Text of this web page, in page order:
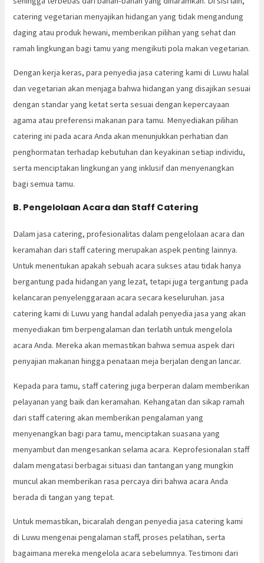
catering vegetarian menyajikan hidangan yang tidak mengandung
daging atau produk hewani, memberikan pilihan yang sehat dan
ramah lingkungan bagi tamu yang mengikuti pola makan vegetarian.
Dengan kerja keras, para penyedia jasa catering kami di Luwu halal
dan vegetarian akan menjaga bahwa hidangan yang disajikan sesuai
dengan standar yang ketat serta sesuai dengan kepercayaan
agama atau preferensi makanan para tamu. Menyediakan pilihan
catering ini pada acara Anda akan menunjukkan perhatian dan
penghormatan terhadap kebutuhan dan keyakinan setiap individu,
serta menciptakan lingkungan yang inklusif dan menyenangkan
bagi semua tamu.
B. Pengelolaan Acara dan Staff Catering
Dalam jasa catering, profesionalitas dalam pengelolaan acara dan
keramahan dari staff catering merupakan aspek penting lainnya.
Untuk menentukan apakah sebuah acara sukses atau tidak hanya
bergantung pada hidangan yang lezat, tetapi juga tergantung pada
kelancaran penyelenggaraan acara secara keseluruhan. jasa
catering kami di Luwu yang handal adalah penyedia jasa yang akan
menyediakan tim berpengalaman dan terlatih untuk mengelola
acara Anda. Mereka akan memastikan bahwa semua aspek dari
penyajian makanan hingga penataan meja berjalan dengan lancar.
Kepada para tamu, staff catering juga berperan dalam memberikan
pelayanan yang baik dan keramahan. Kehangatan dan sikap ramah
dari staff catering akan memberikan pengalaman yang
menyenangkan bagi para tamu, menciptakan suasana yang
menyambut dan mengesankan selama acara. Keprofesionalan staff
dalam mengatasi berbagai situasi dan tantangan yang mungkin
muncul akan memberikan rasa percaya diri bahwa acara Anda
berada di tangan yang tepat.
Untuk memastikan, bicaralah dengan penyedia jasa catering kami
di Luwu mengenai pengalaman staff, proses pelatihan, serta
bagaimana mereka mengelola acara sebelumnya. Testimoni dari